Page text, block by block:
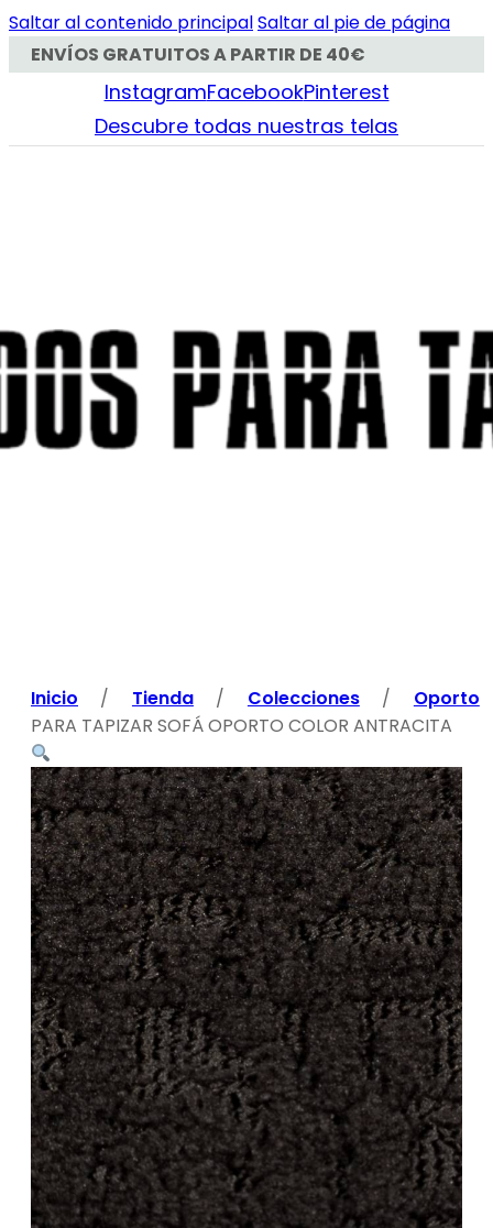
Saltar al contenido principalSaltar al pie de página
ENVÍOS GRATUITOS A PARTIR DE 40€
InstagramFacebookPinterest
Descubre todas nuestras telas
Inicio / Tienda / Colecciones /
Oporto
PARA TAPIZAR SOFÁ OPORTO COLOR ANTRACITA